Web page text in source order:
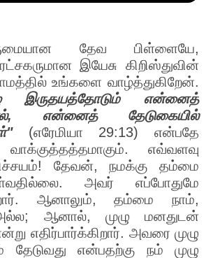
தேவ பிள்ளையே,
இயேசு கிறிஸ்துவின்
உங்களை வாழ்த்துகிறேன்.
இருதயத்தோடும் என்னைத்
என்னைத் தேடுகையில்
(எரேமியா 29:13) என்பதே
எவ்வளவு
தேவன், நமக்கு தம்மை
அவர் எப்போதுமே
ஆனாலும், தம்மை நாம்,
ஆனால், முழு மனதுடன்
எதிர்பார்க்கிறார். அவரை முழு
தேடுவது என்பதற்கு நம் முழு